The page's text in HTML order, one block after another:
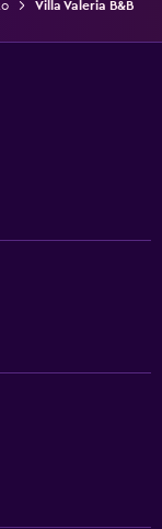
Villa Valeria B&B